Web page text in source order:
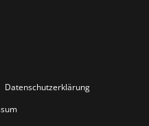
Datenschutzerklärung